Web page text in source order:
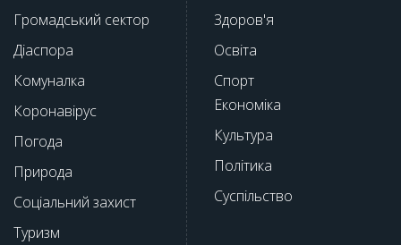
Громадський сектор
Діаспора
Комуналка
Коронавірус
Погода
Природа
Соціальний захист
Туризм
Здоров'я
Освіта
Спорт
Економіка
Культура
Політика
Суспільство